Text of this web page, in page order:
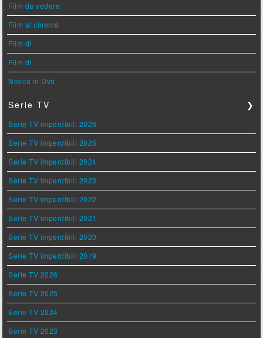
Film da vedere
Film al cinema
Film di
Film di
Novità in Dvd
Serie TV ❯
Serie TV imperdibili 2026
Serie TV imperdibili 2025
Serie TV imperdibili 2024
Serie TV imperdibili 2023
Serie TV imperdibili 2022
Serie TV imperdibili 2021
Serie TV imperdibili 2020
Serie TV imperdibili 2019
Serie TV 2026
Serie TV 2025
Serie TV 2024
Serie TV 2023